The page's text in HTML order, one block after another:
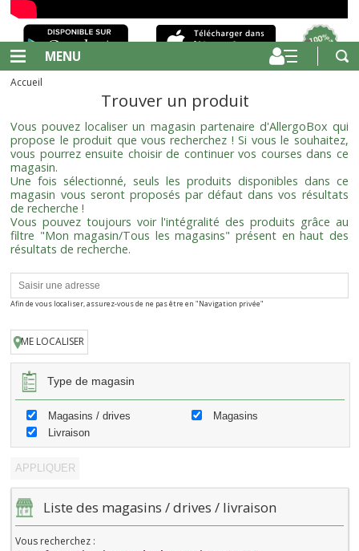
MENU
Accueil
Trouver un produit
Vous pouvez localiser un magasin partenaire d'AllergoBox qui
propose le produit que vous recherchez ! Si vous le souhaitez,
vous pourrez ensuite choisir de continuer vos courses dans ce
magasin.
Une fois sélectionné, seuls les produits disponibles dans ce
magasin vous seront proposés par défaut dans vos résultats
de recherche !
Vous pouvez toujours voir l'intégralité des produits grâce au
filtre "Mon magasin/Tous les magasins" présent en haut des
résultats de recherche.
Afin de vous localiser, assurez-vous de ne pas être en "Navigation privée"
ME LOCALISER
Type de magasin
Magasins / drives
Magasins
Livraison
Liste des magasins / drives / livraison
Vous recherchez :